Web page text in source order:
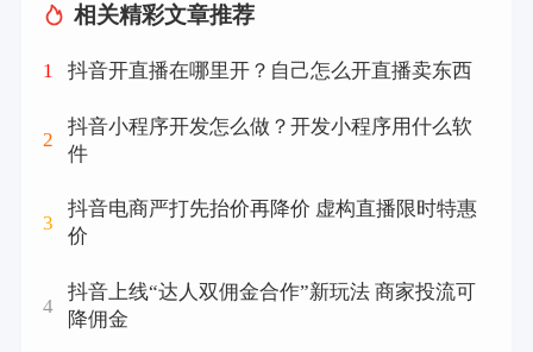
相关精彩文章推荐
1 抖音开直播在哪里开？自己怎么开直播卖东西
2
抖音小程序开发怎么做？开发小程序用什么软
件
3
抖音电商严打先抬价再降价 虚构直播限时特惠
价
4
抖音上线“达人双佣金合作”新玩法 商家投流可
降佣金